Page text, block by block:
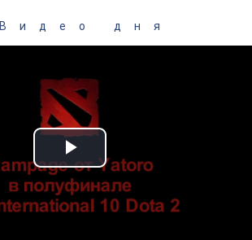
Видео дня
Play Video